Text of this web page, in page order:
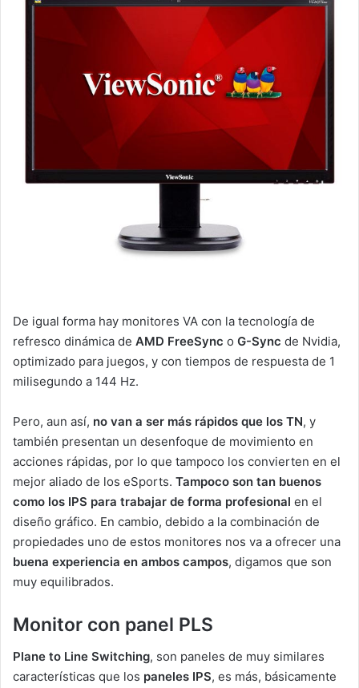
De igual forma hay monitores VA con la tecnología de
refresco dinámica de AMD FreeSync o G-Sync de Nvidia,
optimizado para juegos, y con tiempos de respuesta de 1
milisegundo a 144 Hz.
Pero, aun así, no van a ser más rápidos que los TN, y
también presentan un desenfoque de movimiento en
acciones rápidas, por lo que tampoco los convierten en el
mejor aliado de los eSports. Tampoco son tan buenos
como los IPS para trabajar de forma profesional en el
diseño gráfico. En cambio, debido a la combinación de
propiedades uno de estos monitores nos va a ofrecer una
buena experiencia en ambos campos, digamos que son
muy equilibrados.
Monitor con panel PLS
Plane to Line Switching, son paneles de muy similares
características que los paneles IPS, es más, básicamente